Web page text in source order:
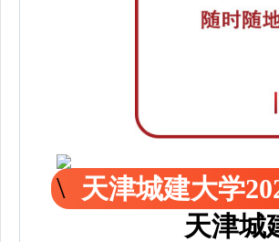
天津城建大学
天津城